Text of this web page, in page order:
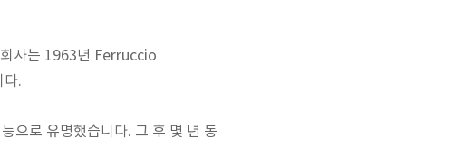
사는 1963년 Ferruccio
다.
으로 유명했습니다. 그 후 몇 년 동